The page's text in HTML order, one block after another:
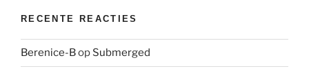
RECENTE REACTIES
Berenice-Bop Submerged